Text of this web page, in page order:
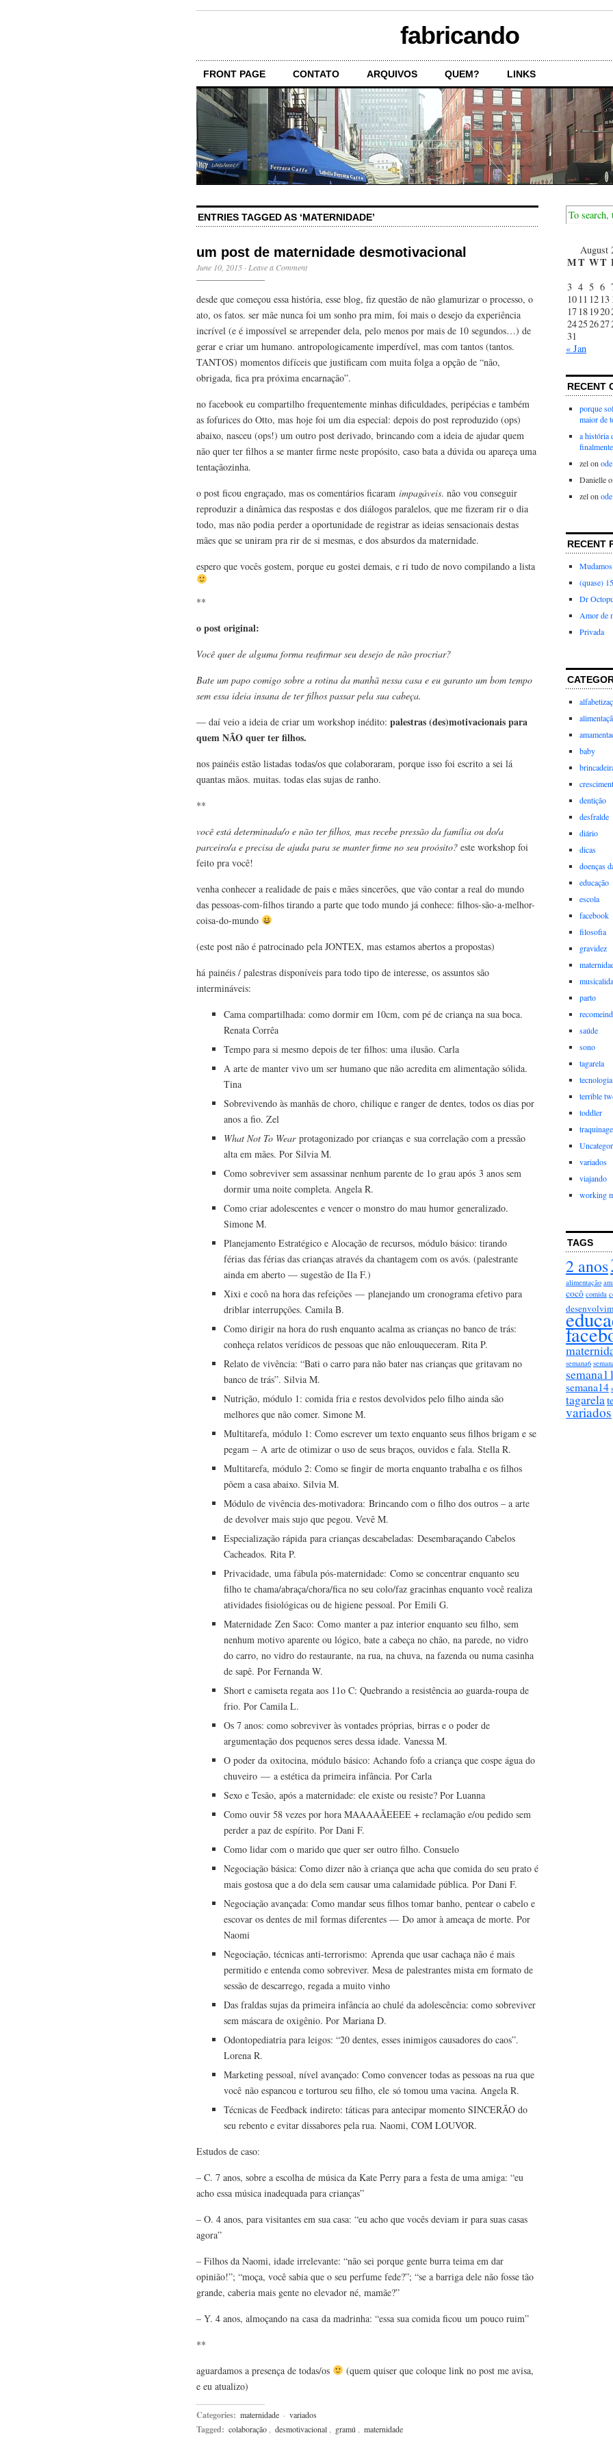
fabricando
FRONT PAGE CONTATO ARQUIVOS QUEM? LINKS
ENTRIES TAGGED AS ‘MATERNIDADE’
um post de maternidade desmotivacional
June 10, 2015 · Leave a Comment
desde que começou essa história, esse blog, fiz questão de não glamurizar o processo, o
ato, os fatos. ser mãe nunca foi um sonho pra mim, foi mais o desejo da experiência
incrível (e é impossível se arrepender dela, pelo menos por mais de 10 segundos…) de
gerar e criar um humano. antropologicamente imperdível, mas com tantos (tantos.
TANTOS) momentos difíceis que justificam com muita folga a opção de “não,
obrigada, fica pra próxima encarnação”.
no facebook eu compartilho frequentemente minhas dificuldades, peripécias e também
as fofurices do Otto, mas hoje foi um dia especial: depois do post reproduzido (ops)
abaixo, nasceu (ops!) um outro post derivado, brincando com a ideia de ajudar quem
não quer ter filhos a se manter firme neste propósito, caso bata a dúvida ou apareça uma
tentaçãozinha.
o post ficou engraçado, mas os comentários ficaram impagáveis. não vou conseguir
reproduzir a dinâmica das respostas e dos diálogos paralelos, que me fizeram rir o dia
todo, mas não podia perder a oportunidade de registrar as ideias sensacionais destas
mães que se uniram pra rir de si mesmas, e dos absurdos da maternidade.
espero que vocês gostem, porque eu gostei demais, e ri tudo de novo compilando a lista
**
o post original:
Você quer de alguma forma reafirmar seu desejo de não procriar?
Bate um papo comigo sobre a rotina da manhã nessa casa e eu garanto um bom tempo
sem essa ideia insana de ter filhos passar pela sua cabeça.
— daí veio a ideia de criar um workshop inédito: palestras (des)motivacionais para
quem NÃO quer ter filhos.
nos painéis estão listadas todas/os que colaboraram, porque isso foi escrito a sei lá
quantas mãos. muitas. todas elas sujas de ranho.
**
você está determinada/o e não ter filhos, mas recebe pressão da família ou do/a
parceiro/a e precisa de ajuda para se manter firme no seu proósito? este workshop foi
feito pra você!
venha conhecer a realidade de pais e mães sincerões, que vão contar a real do mundo
das pessoas-com-filhos tirando a parte que todo mundo já conhece: filhos-são-a-melhor-
coisa-do-mundo
(este post não é patrocinado pela JONTEX, mas estamos abertos a propostas)
há painéis / palestras disponíveis para todo tipo de interesse, os assuntos são
intermináveis:
Cama compartilhada: como dormir em 10cm, com pé de criança na sua boca.
Renata Corrêa
Tempo para si mesmo depois de ter filhos: uma ilusão. Carla
A arte de manter vivo um ser humano que não acredita em alimentação sólida.
Tina
Sobrevivendo às manhãs de choro, chilique e ranger de dentes, todos os dias por
anos a fio. Zel
What Not To Wear protagonizado por crianças e sua correlação com a pressão
alta em mães. Por Silvia M.
Como sobreviver sem assassinar nenhum parente de 1o grau após 3 anos sem
dormir uma noite completa. Angela R.
Como criar adolescentes e vencer o monstro do mau humor generalizado.
Simone M.
Planejamento Estratégico e Alocação de recursos, módulo básico: tirando
férias das férias das crianças através da chantagem com os avós. (palestrante
ainda em aberto — sugestão de Ila F.)
Xixi e cocô na hora das refeições — planejando um cronograma efetivo para
driblar interrupções. Camila B.
Como dirigir na hora do rush enquanto acalma as crianças no banco de trás:
conheça relatos verídicos de pessoas que não enlouqueceram. Rita P.
Relato de vivência: “Bati o carro para não bater nas crianças que gritavam no
banco de trás”. Silvia M.
Nutrição, módulo 1: comida fria e restos devolvidos pelo filho ainda são
melhores que não comer. Simone M.
Multitarefa, módulo 1: Como escrever um texto enquanto seus filhos brigam e se
pegam – A arte de otimizar o uso de seus braços, ouvidos e fala. Stella R.
Multitarefa, módulo 2: Como se fingir de morta enquanto trabalha e os filhos
põem a casa abaixo. Silvia M.
Módulo de vivência des-motivadora: Brincando com o filho dos outros – a arte
de devolver mais sujo que pegou. Vevê M.
Especialização rápida para crianças descabeladas: Desembaraçando Cabelos
Cacheados. Rita P.
Privacidade, uma fábula pós-maternidade: Como se concentrar enquanto seu
filho te chama/abraça/chora/fica no seu colo/faz gracinhas enquanto você realiza
atividades fisiológicas ou de higiene pessoal. Por Emili G.
Maternidade Zen Saco: Como manter a paz interior enquanto seu filho, sem
nenhum motivo aparente ou lógico, bate a cabeça no chão, na parede, no vidro
do carro, no vidro do restaurante, na rua, na chuva, na fazenda ou numa casinha
de sapê. Por Fernanda W.
Short e camiseta regata aos 11o C: Quebrando a resistência ao guarda-roupa de
frio. Por Camila L.
Os 7 anos: como sobreviver às vontades próprias, birras e o poder de
argumentação dos pequenos seres dessa idade. Vanessa M.
O poder da oxitocina, módulo básico: Achando fofo a criança que cospe água do
chuveiro — a estética da primeira infância. Por Carla
Sexo e Tesão, após a maternidade: ele existe ou resiste? Por Luanna
Como ouvir 58 vezes por hora MAAAAÃEEEE + reclamação e/ou pedido sem
perder a paz de espírito. Por Dani F.
Como lidar com o marido que quer ser outro filho. Consuelo
Negociação básica: Como dizer não à criança que acha que comida do seu prato é
mais gostosa que a do dela sem causar uma calamidade pública. Por Dani F.
Negociação avançada: Como mandar seus filhos tomar banho, pentear o cabelo e
escovar os dentes de mil formas diferentes — Do amor à ameaça de morte. Por
Naomi
Negociação, técnicas anti-terrorismo: Aprenda que usar cachaça não é mais
permitido e entenda como sobreviver. Mesa de palestrantes mista em formato de
sessão de descarrego, regada a muito vinho
Das fraldas sujas da primeira infância ao chulé da adolescência: como sobreviver
sem máscara de oxigênio. Por Mariana D.
Odontopediatria para leigos: “20 dentes, esses inimigos causadores do caos”.
Lorena R.
Marketing pessoal, nível avançado: Como convencer todas as pessoas na rua que
você não espancou e torturou seu filho, ele só tomou uma vacina. Angela R.
Técnicas de Feedback indireto: táticas para antecipar momento SINCERÃO do
seu rebento e evitar dissabores pela rua. Naomi, COM LOUVOR.
Estudos de caso:
– C. 7 anos, sobre a escolha de música da Kate Perry para a festa de uma amiga: “eu
acho essa música inadequada para crianças”
– O. 4 anos, para visitantes em sua casa: “eu acho que vocês deviam ir para suas casas
agora”
– Filhos da Naomi, idade irrelevante: “não sei porque gente burra teima em dar
opinião!”; “moça, você sabia que o seu perfume fede?”; “se a barriga dele não fosse tão
grande, caberia mais gente no elevador né, mamãe?”
– Y. 4 anos, almoçando na casa da madrinha: “essa sua comida ficou um pouco ruim”
**
aguardamos a presença de todas/os
(quem quiser que coloque link no post me avisa,
e eu atualizo)
Categories: maternidade · variados
Tagged: colaboração desmotivacional gramú maternidade
August
MT WT
3 4 5 6
10 11 12 13
17 18 1920
24252627
31
« Jan
RECENT
porque
maior de
a história
zelon
Danielle
zelon
RECENT
(quase)
Dr
Amor de
Privada
baby
dentição
desfralde
diário
dicas
doenças
educação
escola
facebook
filosofia
gravidez
parto
saúde
sono
tagarela
tecnologia
terrible
toddler
variados
viajando
working
TAGS
2 anos
alimentação
cocô comida
semana6
semana11
semana14
tagarela
variados